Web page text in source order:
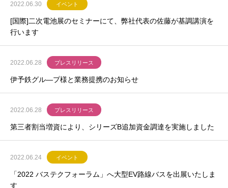
2022.06.30 イベント
[国際]二次電池展のセミナーにて、弊社代表の佐藤が基調講演を
行います
2022.06.28 プレスリリース
伊予鉄グル―プ様と業務提携のお知らせ
2022.06.28 プレスリリース
第三者割当増資により、シリーズB追加資金調達を実施しました
2022.06.24 イベント
「2022 バステクフォーラム」へ大型EV路線バスを出展いたしま
す